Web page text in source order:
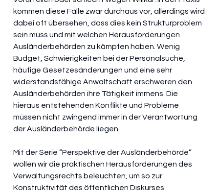
kommen diese Fälle zwar durchaus vor, allerdings wird
dabei oft übersehen, dass dies kein Strukturproblem
sein muss und mit welchen Herausforderungen
Ausländerbehörden zu kämpfen haben. Wenig
Budget, Schwierigkeiten bei der Personalsuche,
häufige Gesetzesänderungen und eine sehr
widerstandsfähige Anwaltschaft erschweren den
Ausländerbehörden ihre Tätigkeit immens. Die
hieraus entstehenden Konflikte und Probleme
müssen nicht zwingend immer in der Verantwortung
der Ausländerbehörde liegen.
Mit der Serie “Perspektive der Ausländerbehörde”
wollen wir die praktischen Herausforderungen des
Verwaltungsrechts beleuchten, um so zur
Konstruktivität des öffentlichen Diskurses